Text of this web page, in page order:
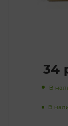
34
В
В